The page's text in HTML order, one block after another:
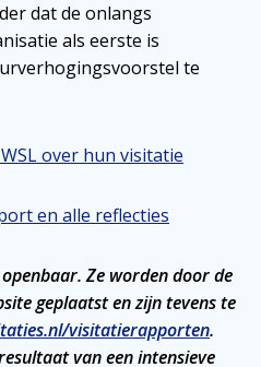
dat de onlangs
als eerste is
te
over hun visitatie
en alle reflecties
Ze worden door de
geplaatst en zijn tevens te
visitatierapporten.
van een intensieve